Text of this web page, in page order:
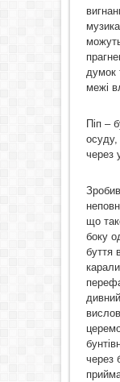
думок
межі
Піп –
через
що
боку
буття
через